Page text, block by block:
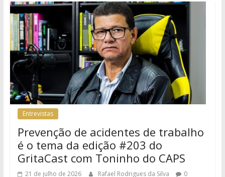
Entrevistas
Prevenção de acidentes de trabalho
é o tema da edição #203 do
GritaCast com Toninho do CAPS
21 de julho de 2026 Rafael Rodrigues da Silva 0